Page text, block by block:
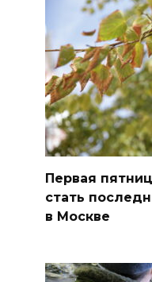
Первая
стать
в Москве